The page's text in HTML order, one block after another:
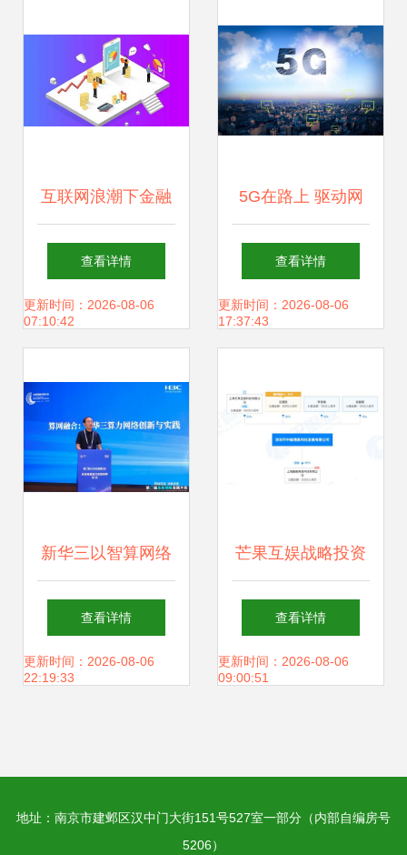
互联网浪潮下金融
行业的通信需求 网
络科技开发的机遇
查看详情
更新时间：2026-08-06
07:10:42
5G在路上 驱动网
络科技开发的变革
引擎
查看详情
更新时间：2026-08-06
17:37:43
新华三以智算网络
创新成果亮相第八
届未来网络发展大
查看详情
更新时间：2026-08-06
22:19:33
芒果互娱战略投资
网游公司中赫博
奥，持股50%引领
查看详情
更新时间：2026-08-06
09:00:51
地址：南京市建邺区汉中门大街151号527室一部分（内部自编房号
5206）